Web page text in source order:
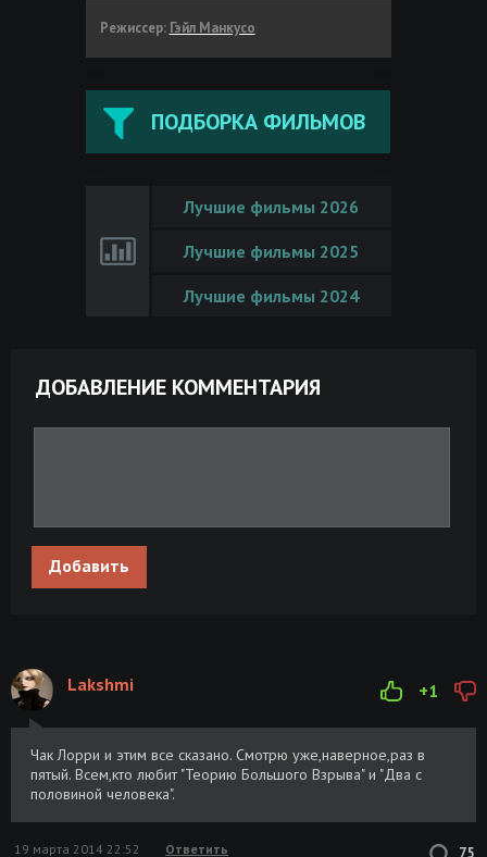
Режиссер: Гэйл Манкусо
ПОДБОРКА ФИЛЬМОВ
Лучшие фильмы 2026
Лучшие фильмы 2025
Лучшие фильмы 2024
ДОБАВЛЕНИЕ КОММЕНТАРИЯ
Добавить
+1
Lakshmi
Чак Лорри и этим все сказано. Смотрю уже,наверное,раз в
пятый. Всем,кто любит "Теорию Большого Взрыва" и "Два с
половиной человека".
75
19 марта 2014 22:52 Ответить